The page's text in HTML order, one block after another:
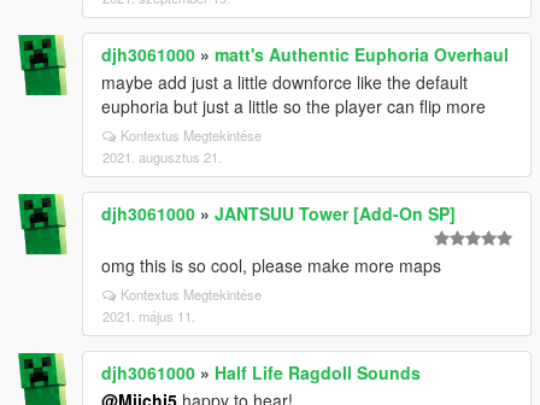
djh3061000 » matt's Authentic Euphoria Overhaul
maybe add just a little downforce like the default
euphoria but just a little so the player can flip more
Kontextus Megtekintése
2021. augusztus 21.
djh3061000 » JANTSUU Tower [Add-On SP]
omg this is so cool, please make more maps
Kontextus Megtekintése
2021. május 11.
djh3061000 » Half Life Ragdoll Sounds
@Miichi5 happy to hear!